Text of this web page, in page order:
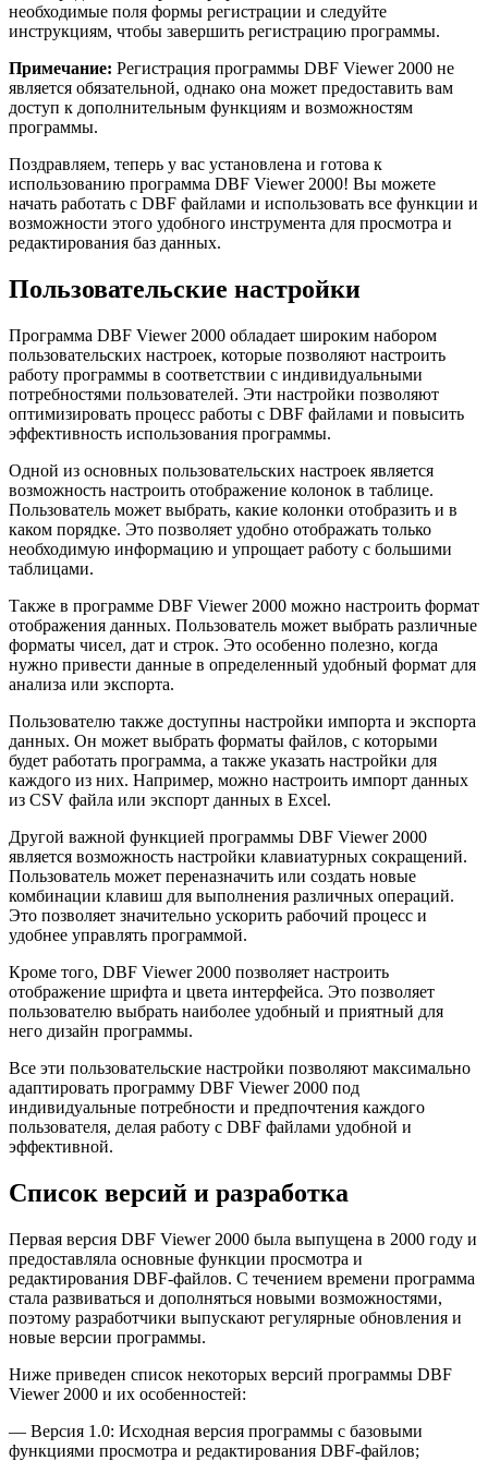
необходимые поля формы регистрации и следуйте
инструкциям, чтобы завершить регистрацию программы.
Примечание: Регистрация программы DBF Viewer 2000 не
является обязательной, однако она может предоставить вам
доступ к дополнительным функциям и возможностям
программы.
Поздравляем, теперь у вас установлена и готова к
использованию программа DBF Viewer 2000! Вы можете
начать работать с DBF файлами и использовать все функции и
возможности этого удобного инструмента для просмотра и
редактирования баз данных.
Пользовательские настройки
Программа DBF Viewer 2000 обладает широким набором
пользовательских настроек, которые позволяют настроить
работу программы в соответствии с индивидуальными
потребностями пользователей. Эти настройки позволяют
оптимизировать процесс работы с DBF файлами и повысить
эффективность использования программы.
Одной из основных пользовательских настроек является
возможность настроить отображение колонок в таблице.
Пользователь может выбрать, какие колонки отобразить и в
каком порядке. Это позволяет удобно отображать только
необходимую информацию и упрощает работу с большими
таблицами.
Также в программе DBF Viewer 2000 можно настроить формат
отображения данных. Пользователь может выбрать различные
форматы чисел, дат и строк. Это особенно полезно, когда
нужно привести данные в определенный удобный формат для
анализа или экспорта.
Пользователю также доступны настройки импорта и экспорта
данных. Он может выбрать форматы файлов, с которыми
будет работать программа, а также указать настройки для
каждого из них. Например, можно настроить импорт данных
из CSV файла или экспорт данных в Excel.
Другой важной функцией программы DBF Viewer 2000
является возможность настройки клавиатурных сокращений.
Пользователь может переназначить или создать новые
комбинации клавиш для выполнения различных операций.
Это позволяет значительно ускорить рабочий процесс и
удобнее управлять программой.
Кроме того, DBF Viewer 2000 позволяет настроить
отображение шрифта и цвета интерфейса. Это позволяет
пользователю выбрать наиболее удобный и приятный для
него дизайн программы.
Все эти пользовательские настройки позволяют максимально
адаптировать программу DBF Viewer 2000 под
индивидуальные потребности и предпочтения каждого
пользователя, делая работу с DBF файлами удобной и
эффективной.
Список версий и разработка
Первая версия DBF Viewer 2000 была выпущена в 2000 году и
предоставляла основные функции просмотра и
редактирования DBF-файлов. С течением времени программа
стала развиваться и дополняться новыми возможностями,
поэтому разработчики выпускают регулярные обновления и
новые версии программы.
Ниже приведен список некоторых версий программы DBF
Viewer 2000 и их особенностей:
— Версия 1.0: Исходная версия программы с базовыми
функциями просмотра и редактирования DBF-файлов;